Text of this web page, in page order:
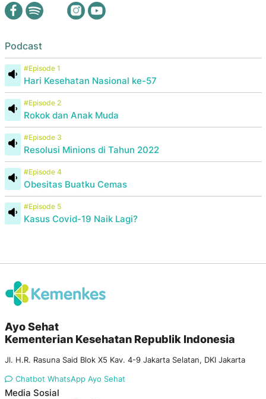
Podcast
#Episode 1
Hari Kesehatan Nasional ke-57
#Episode 2
Rokok dan Anak Muda
#Episode 3
Resolusi Minions di Tahun 2022
#Episode 4
Obesitas Buatku Cemas
#Episode 5
Kasus Covid-19 Naik Lagi?
Ayo Sehat
Kementerian Kesehatan Republik Indonesia
Jl. H.R. Rasuna Said Blok X5 Kav. 4-9 Jakarta Selatan, DKI Jakarta
Chatbot WhatsApp Ayo Sehat
Media Sosial